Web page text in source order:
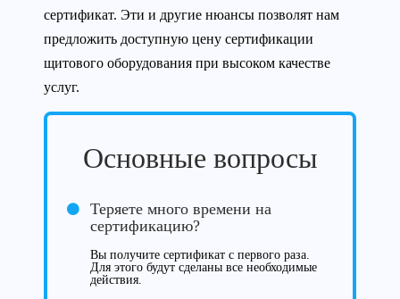
сертификат. Эти и другие нюансы позволят нам
предложить доступную цену сертификации
щитового оборудования при высоком качестве
услуг.
Основные вопросы
Теряете много времени на
сертификацию?
Вы получите сертификат с первого раза.
Для этого будут сделаны все необходимые
действия.